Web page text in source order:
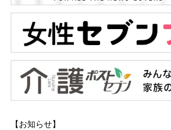
【お知らせ】